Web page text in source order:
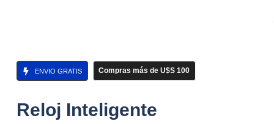
ENVIO GRATIS Compras más de U$S 100
Reloj Inteligente